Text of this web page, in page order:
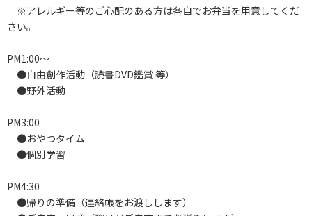
※アレルギー等のご心配のある方は各自でお弁当を用意してくだ
さい。
PM1:00～
●自由創作活動（読書DVD鑑賞 等）
●野外活動
PM3:00
●おやつタイム
●個別学習
PM4:30
●帰りの準備（連絡帳をお渡しします）